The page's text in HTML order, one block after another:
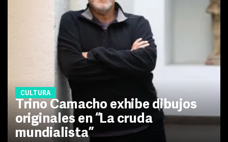
CULTURA
Trino Camacho exhibe dibujos
originales en “La cruda
mundialista”